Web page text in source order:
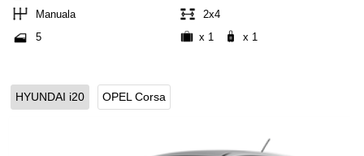
Manuala
2x4
5
x 1 x 1
HYUNDAI i20 OPEL Corsa